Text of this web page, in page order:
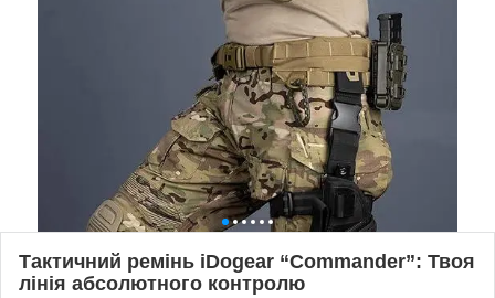
Тактичний ремінь iDogear “Commander”: Твоя
лінія абсолютного контролю